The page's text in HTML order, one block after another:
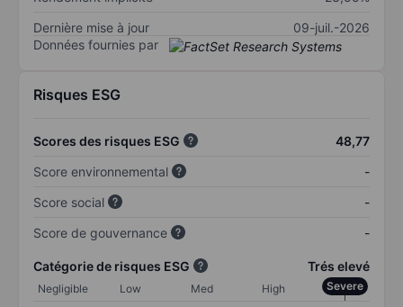
Dernière mise à jour
09-juil.-2026
Données fournies par
Risques ESG
Scores des risques ESG
48,77
Score environnemental
-
Score social
-
Score de gouvernance
-
Catégorie de risques ESG Trés elevé
Negligible Low Med High Severe